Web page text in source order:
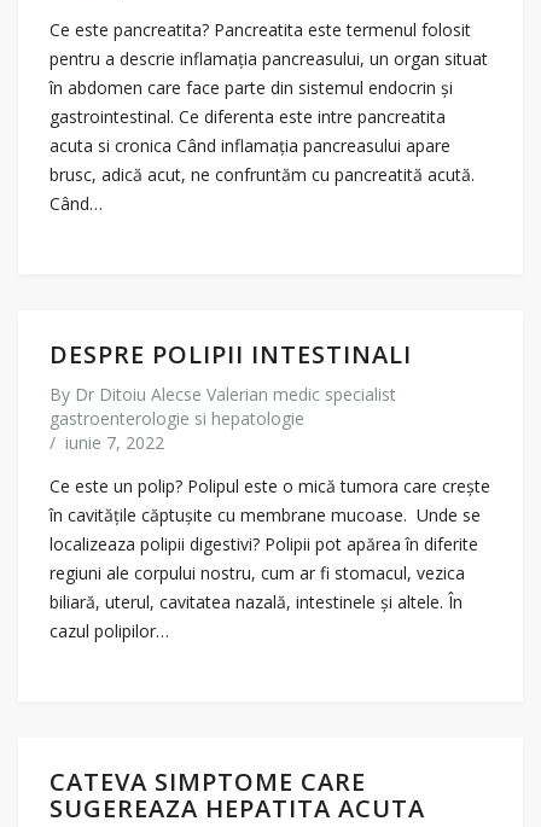
Ce este pancreatita? Pancreatita este termenul folosit
pentru a descrie inflamația pancreasului, un organ situat
în abdomen care face parte din sistemul endocrin și
gastrointestinal. Ce diferenta este intre pancreatita
acuta si cronica Când inflamația pancreasului apare
brusc, adică acut, ne confruntăm cu pancreatită acută.
Când…
DESPRE POLIPII INTESTINALI
By Dr Ditoiu Alecse Valerian medic specialist
gastroenterologie si hepatologie
/ iunie 7, 2022
Ce este un polip? Polipul este o mică tumora care crește
în cavitățile căptușite cu membrane mucoase. Unde se
localizeaza polipii digestivi? Polipii pot apărea în diferite
regiuni ale corpului nostru, cum ar fi stomacul, vezica
biliară, uterul, cavitatea nazală, intestinele și altele. În
cazul polipilor…
CATEVA SIMPTOME CARE
SUGEREAZA HEPATITA ACUTA